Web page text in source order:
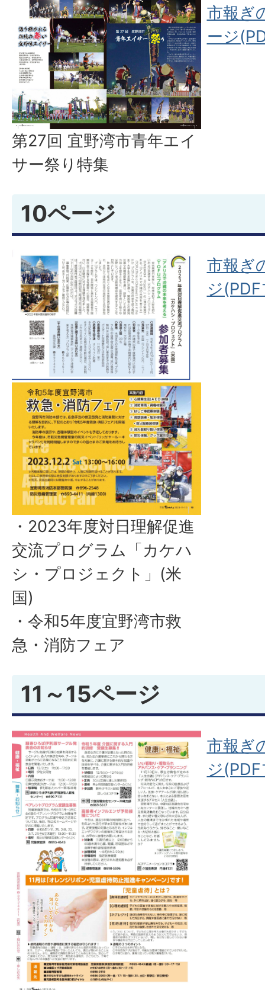
第27回 宜野湾市青年エイ
サー祭り特集
市報ぎ
ージ
10ページ
・2023年度対日理解促進
交流プログラム「カケハ
シ・プロジェクト」(米
国)
・令和5年度宜野湾市救
急・消防フェア
市報ぎ
ジ
11～15ページ
市報ぎ
ジ